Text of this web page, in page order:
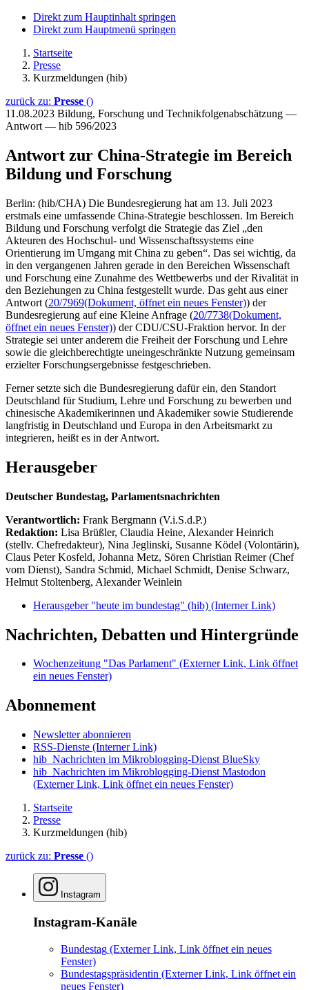
Direkt zum Hauptinhalt springen
Direkt zum Hauptmenü springen
Startseite
Presse
Kurzmeldungen (hib)
zurück zu: Presse ()
11.08.2023 Bildung, Forschung und Technikfolgenabschätzung —
Antwort — hib 596/2023
Antwort zur China-Strategie im Bereich
Bildung und Forschung
Berlin: (hib/CHA) Die Bundesregierung hat am 13. Juli 2023
erstmals eine umfassende China-Strategie beschlossen. Im Bereich
Bildung und Forschung verfolgt die Strategie das Ziel „den
Akteuren des Hochschul- und Wissenschaftssystems eine
Orientierung im Umgang mit China zu geben“. Das sei wichtig, da
in den vergangenen Jahren gerade in den Bereichen Wissenschaft
und Forschung eine Zunahme des Wettbewerbs und der Rivalität in
den Beziehungen zu China festgestellt wurde. Das geht aus einer
Antwort (20/7969(Dokument, öffnet ein neues Fenster)) der
Bundesregierung auf eine Kleine Anfrage (20/7738(Dokument,
öffnet ein neues Fenster)) der CDU/CSU-Fraktion hervor. In der
Strategie sei unter anderem die Freiheit der Forschung und Lehre
sowie die gleichberechtigte uneingeschränkte Nutzung gemeinsam
erzielter Forschungsergebnisse festgeschrieben.
Ferner setzte sich die Bundesregierung dafür ein, den Standort
Deutschland für Studium, Lehre und Forschung zu bewerben und
chinesische Akademikerinnen und Akademiker sowie Studierende
langfristig in Deutschland und Europa in den Arbeitsmarkt zu
integrieren, heißt es in der Antwort.
Herausgeber
Deutscher Bundestag, Parlamentsnachrichten
Verantwortlich: Frank Bergmann (V.i.S.d.P.)
Redaktion: Lisa Brüßler, Claudia Heine, Alexander Heinrich
(stellv. Chefredakteur), Nina Jeglinski, Susanne Ködel (Volontärin),
Claus Peter Kosfeld, Johanna Metz, Sören Christian Reimer (Chef
vom Dienst), Sandra Schmid, Michael Schmidt, Denise Schwarz,
Helmut Stoltenberg, Alexander Weinlein
Herausgeber "heute im bundestag" (hib) (Interner Link)
Nachrichten, Debatten und Hintergründe
Wochenzeitung "Das Parlament" (Externer Link, Link öffnet
ein neues Fenster)
Abonnement
Newsletter abonnieren
RSS-Dienste (Interner Link)
hib_Nachrichten im Mikroblogging-Dienst BlueSky
hib_Nachrichten im Mikroblogging-Dienst Mastodon
(Externer Link, Link öffnet ein neues Fenster)
Startseite
Presse
Kurzmeldungen (hib)
zurück zu: Presse ()
Instagram
Instagram-Kanäle
Bundestag (Externer Link, Link öffnet ein neues
Fenster)
Bundestagspräsidentin (Externer Link, Link öffnet ein
neues Fenster)